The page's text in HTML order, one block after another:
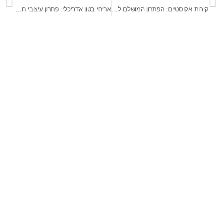
קירות אקוסטיים: הפתרון המושלם לשקט ואיכות חיים אריחי בטון אדריכלי: פתרון עיצובי חכם ומרשים